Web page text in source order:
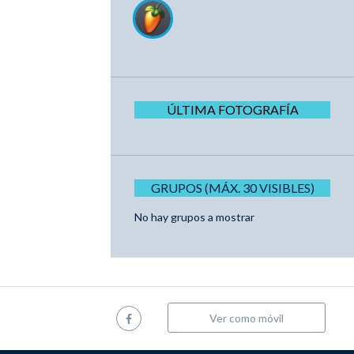
ÚLTIMA FOTOGRAFÍA
GRUPOS (MÁX. 30 VISIBLES)
No hay grupos a mostrar